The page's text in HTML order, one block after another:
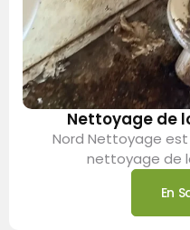
Nettoyage de
Nord Nettoyage
nettoyage de
En